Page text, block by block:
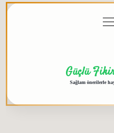
aç
Güçlü
Sağlam önerilerle